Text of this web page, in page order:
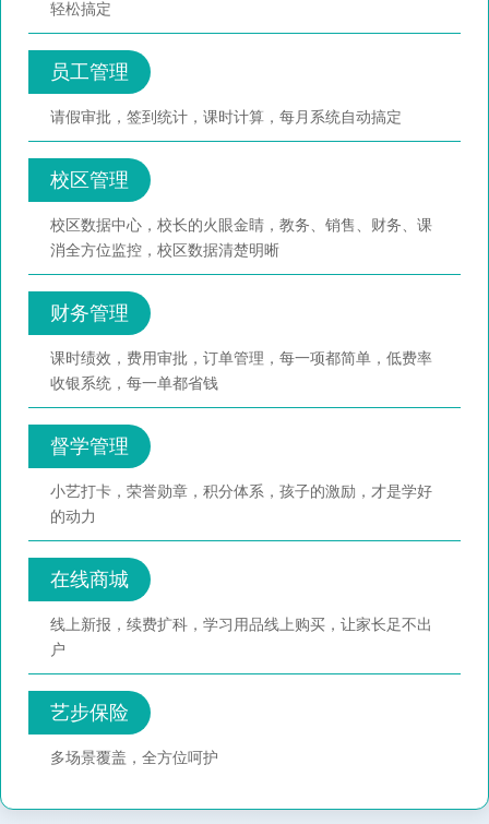
轻松搞定
员工管理
请假审批，签到统计，课时计算，每月系统自动搞定
校区管理
校区数据中心，校长的火眼金睛，教务、销售、财务、课
消全方位监控，校区数据清楚明晰
财务管理
课时绩效，费用审批，订单管理，每一项都简单，低费率
收银系统，每一单都省钱
督学管理
小艺打卡，荣誉勋章，积分体系，孩子的激励，才是学好
的动力
在线商城
线上新报，续费扩科，学习用品线上购买，让家长足不出
户
艺步保险
多场景覆盖，全方位呵护